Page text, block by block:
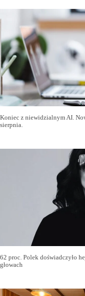
Koniec z niewidzialnym AI.
sierpnia.
62 proc. Polek doświadczyło
głowach